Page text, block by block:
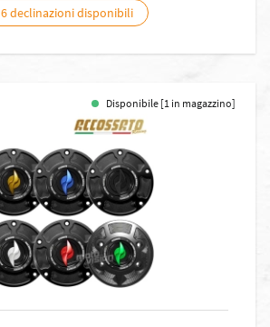
6 declinazioni disponibili
Disponibile [1 in magazzino]